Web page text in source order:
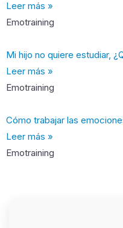
Leer más »
Emotraining
Mi hijo no quiere estudiar,
Leer más »
Emotraining
Cómo trabajar las
Leer más »
Emotraining